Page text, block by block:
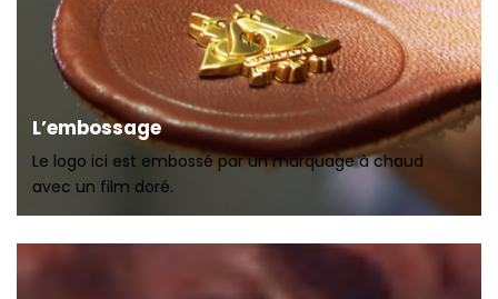
L’embossage
Le logo ici est embossé par un marquage à chaud
avec un film doré.